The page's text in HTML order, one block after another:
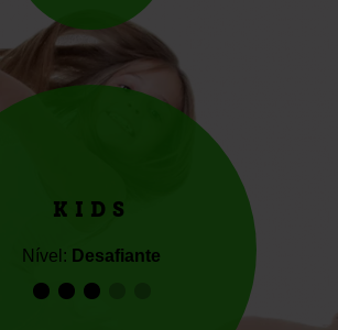
KIDS
Nível: Desafiante